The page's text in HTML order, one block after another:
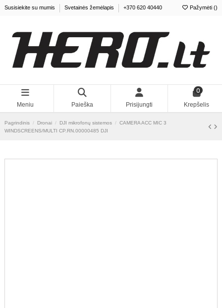
Susisiekite su mumis Svetainės žemėlapis
+370 620 40440
Meniu Paieška Prisijungti
0
Krepšelis
Pagrindinis Dronai DJI mikrofonų sistemos